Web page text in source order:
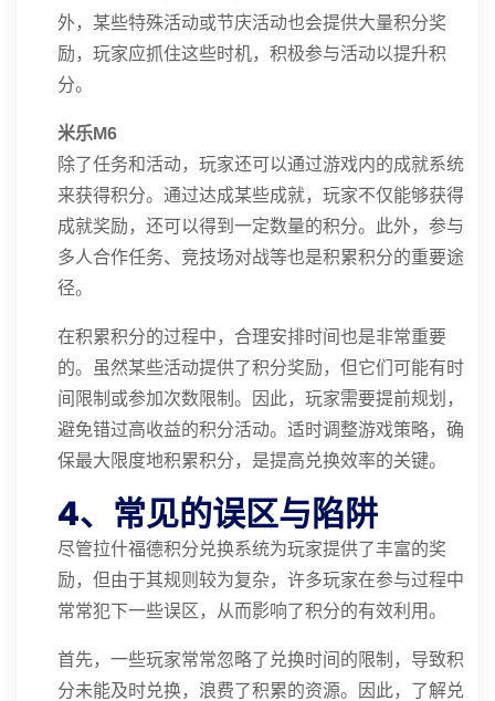
外，某些特殊活动或节庆活动也会提供大量积分奖
励，玩家应抓住这些时机，积极参与活动以提升积
分。
米乐M6
除了任务和活动，玩家还可以通过游戏内的成就系统
来获得积分。通过达成某些成就，玩家不仅能够获得
成就奖励，还可以得到一定数量的积分。此外，参与
多人合作任务、竞技场对战等也是积累积分的重要途
径。
在积累积分的过程中，合理安排时间也是非常重要
的。虽然某些活动提供了积分奖励，但它们可能有时
间限制或参加次数限制。因此，玩家需要提前规划，
避免错过高收益的积分活动。适时调整游戏策略，确
保最大限度地积累积分，是提高兑换效率的关键。
4、常见的误区与陷阱
尽管拉什福德积分兑换系统为玩家提供了丰富的奖
励，但由于其规则较为复杂，许多玩家在参与过程中
常常犯下一些误区，从而影响了积分的有效利用。
首先，一些玩家常常忽略了兑换时间的限制，导致积
分未能及时兑换，浪费了积累的资源。因此，了解兑